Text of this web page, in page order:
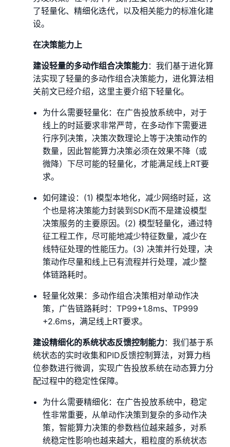
了轻量化、精细化迭代，以及相关能力的标准化建
设。
在决策能力上
建设轻量的多动作组合决策能力：我们基于进化算
法实现了轻量的多动作组合决策能力，进化算法相
关前文已经介绍，这里主要介绍下轻量化。
为什么需要轻量化：在广告投放系统中，对于
线上的时延要求非常严苛，在多动作下需要进
行序列决策，决策次数理论上等于决策动作的
数量，因此智能算力决策必须在效果不降（或
微降）下尽可能的轻量化，才能满足线上RT要
求。
如何建设：(1) 模型本地化，减少网络时延，这
个也是将决策能力封装到SDK而不是建设模型
决策服务的主要原因。(2) 模型轻量化，通过特
征工程工作，尽可能地减少特征数量，减少在
线特征处理的性能压力。(3) 决策并行处理，决
策动作尽量和线上已有流程并行处理，减少整
体链路耗时。
轻量化效果：多动作组合决策相对单动作决
策，广告链路耗时：TP99+1.8ms、TP999
+2.6ms，满足线上RT要求。
建设精细化的系统状态反馈控制能力：我们基于系
统状态的实时收集和PID反馈控制算法，对算力档
位参数进行微调，实现广告投放系统在动态算力分
配过程中的稳定性保障。
为什么需要精细化：在广告投放系统中，稳定
性非常重要，从单动作决策到复杂的多动作决
策，智能算力决策的参数档位越来越多，对系
统稳定性影响也越来越大，粗粒度的系统状态